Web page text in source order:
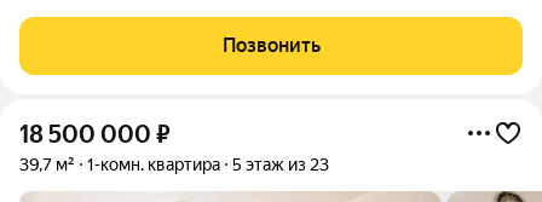
стремится к гармонии между динамичной городской жизнью и
отдыхом на природе.
Позвонить
18 500 000 ₽
39,7 м² 1-комн. квартира 5 этаж из 23